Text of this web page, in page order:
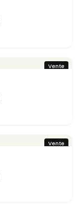
Vente
Vente